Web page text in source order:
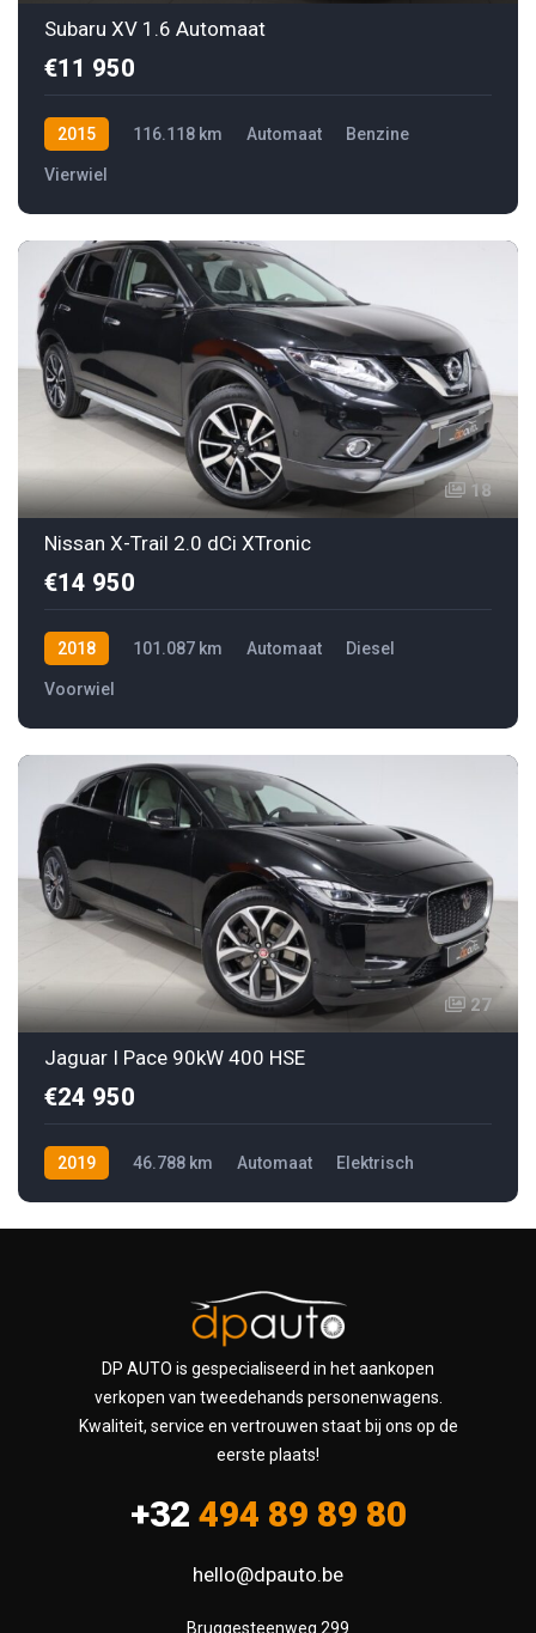
Subaru XV 1.6 Automaat
€11 950
2015 116.118 km Automaat Benzine
Vierwiel
18
Nissan X-Trail 2.0 dCi XTronic
€14 950
2018 101.087 km Automaat Diesel
Voorwiel
27
Jaguar I Pace 90kW 400 HSE
€24 950
2019 46.788 km Automaat Elektrisch
DP AUTO is gespecialiseerd in het aankopen
verkopen van tweedehands personenwagens.
Kwaliteit, service en vertrouwen staat bij ons op de
eerste plaats!
+32 494 89 89 80
hello@dpauto.be
Bruggesteenweg 299